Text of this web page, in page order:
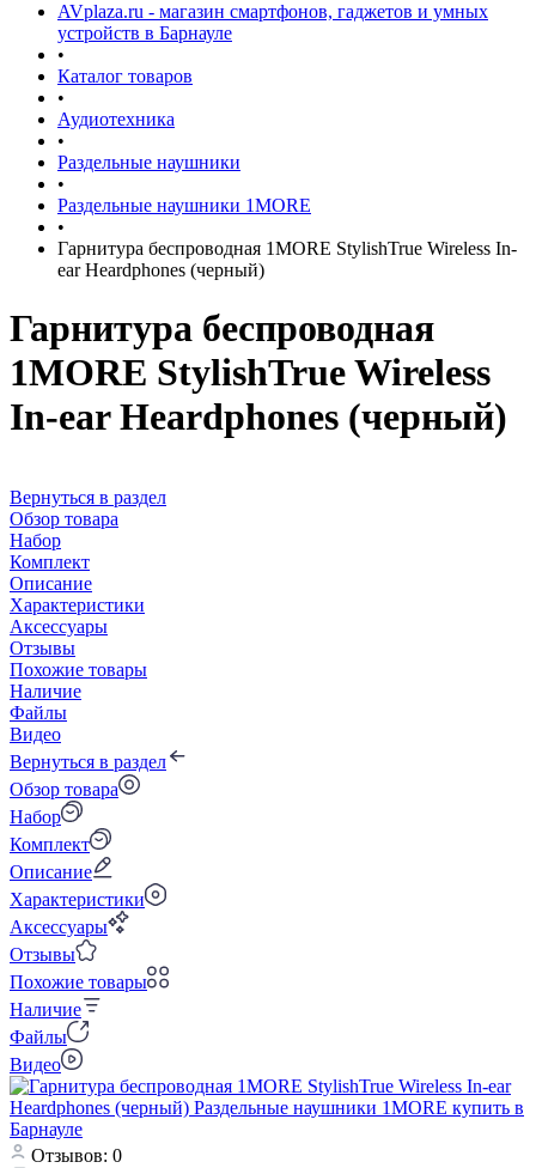
AVplaza.ru - магазин смартфонов, гаджетов и умных
устройств в Барнауле
•
Каталог товаров
•
Аудиотехника
•
Раздельные наушники
•
Раздельные наушники 1MORE
•
Гарнитура беспроводная 1MORE StylishTrue Wireless In-
ear Heardphones (черный)
Гарнитура беспроводная
1MORE StylishTrue Wireless
In-ear Heardphones (черный)
Вернуться в раздел
Обзор товара
Набор
Комплект
Описание
Характеристики
Аксессуары
Отзывы
Похожие товары
Наличие
Файлы
Видео
Вернуться в раздел
Обзор товара
Набор
Комплект
Описание
Характеристики
Аксессуары
Отзывы
Похожие товары
Наличие
Файлы
Видео
Отзывов: 0